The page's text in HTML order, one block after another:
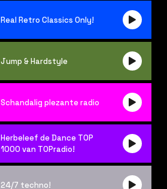
Real Retro Classics Only!
Jump & Hardstyle
Schandalig plezante radio
Herbeleef de Dance TOP
1000 van TOPradio!
24/7 techno!